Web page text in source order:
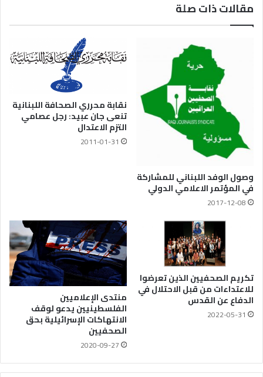
مقالات ذات صلة
وصول الوفد اللبناني للمشاركة
في المؤتمر الاعلامي الدولي
2017-12-08
نقابة محرري الصحافة اللبنانية
تنعى جان عبيد: رجل عصامي
التزم الاعتدال
2011-01-31
تكريم الصحفيين الذين تعرضوا
للاعتداءات من قبل الاحتلال في
الدفاع عن القدس
2022-05-31
منتدى الإعلاميين
الفلسطينيين يدعو لوقف
الانتهاكات الإسرائيلية بحق
الصحفيين
2020-09-27